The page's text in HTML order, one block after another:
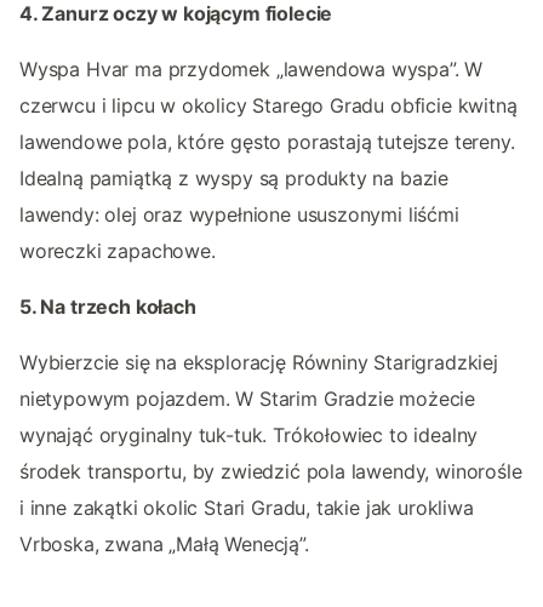
4. Zanurz oczy w kojącym fiolecie
Wyspa Hvar ma przydomek „lawendowa wyspa”. W
czerwcu i lipcu w okolicy Starego Gradu obficie kwitną
lawendowe pola, które gęsto porastają tutejsze tereny.
Idealną pamiątką z wyspy są produkty na bazie
lawendy: olej oraz wypełnione ususzonymi liśćmi
woreczki zapachowe.
5. Na trzech kołach
Wybierzcie się na eksplorację Równiny Starigradzkiej
nietypowym pojazdem. W Starim Gradzie możecie
wynająć oryginalny tuk-tuk. Trókołowiec to idealny
środek transportu, by zwiedzić pola lawendy, winorośle
i inne zakątki okolic Stari Gradu, takie jak urokliwa
Vrboska, zwana „Małą Wenecją”.